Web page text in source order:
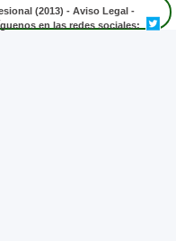
(2013) - Aviso Legal -
en las redes sociales: